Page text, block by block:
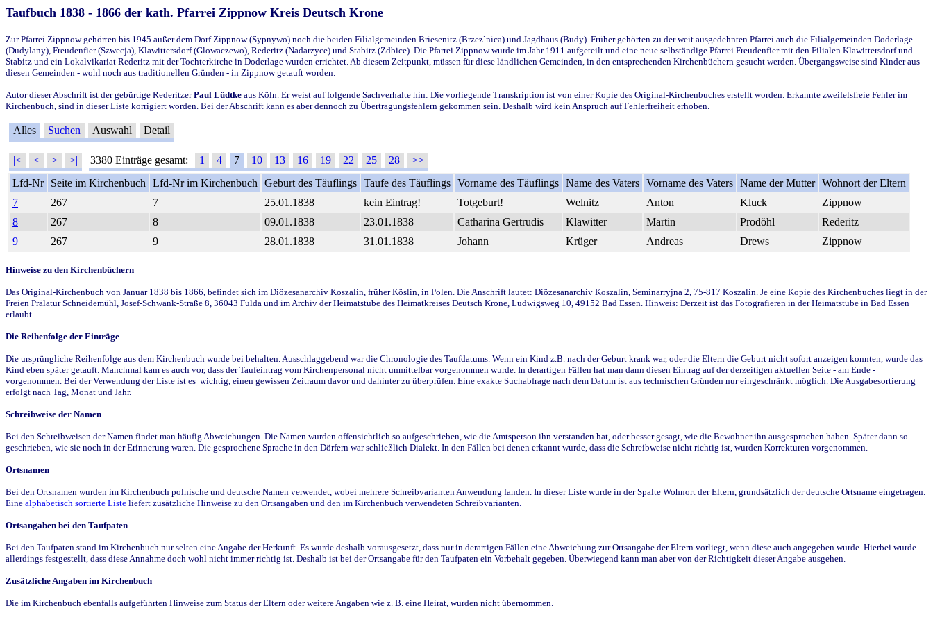
Taufbuch 1838 - 1866 der kath. Pfarrei Zippnow Kreis Deutsch Krone
Zur Pfarrei Zippnow gehörten bis 1945 außer dem Dorf Zippnow (Sypnywo) noch die beiden Filialgemeinden Briesenitz (Brzez`nica) und Jagdhaus (Budy). Früher gehörten zu der weit ausgedehnten Pfarrei auch die Filialgemeinden Doderlage
(Dudylany), Freudenfier (Szwecja), Klawittersdorf (Glowaczewo), Rederitz (Nadarzyce) und Stabitz (Zdbice). Die Pfarrei Zippnow wurde im Jahr 1911 aufgeteilt und eine neue selbständige Pfarrei Freudenfier mit den Filialen Klawittersdorf und
Stabitz und ein Lokalvikariat Rederitz mit der Tochterkirche in Doderlage wurden errichtet. Ab diesem Zeitpunkt, müssen für diese ländlichen Gemeinden, in den entsprechenden Kirchenbüchern gesucht werden. Übergangsweise sind Kinder aus
diesen Gemeinden - wohl noch aus traditionellen Gründen - in Zippnow getauft worden.
Autor dieser Abschrift ist der gebürtige RederitzerPaul Lüdtke aus Köln. Er weist auf folgende Sachverhalte hin: Die vorliegende Transkription ist von einer Kopie des Original-Kirchenbuches erstellt worden. Erkannte zweifelsfreie Fehler im
Kirchenbuch, sind in dieser Liste korrigiert worden. Bei der Abschrift kann es aber dennoch zu Übertragungsfehlern gekommen sein. Deshalb wird kein Anspruch auf Fehlerfreiheit erhoben.
Alles Suchen Auswahl Detail
|< < > >| 3380 Einträge gesamt: 1 4 7 10 13 16 19 22 25 28
>>
Lfd-Nr
Seite im Kirchenbuch Lfd-Nr im Kirchenbuch Geburt des Täuflings Taufe des Täuflings Vorname des Täuflings Name des Vaters Vorname des Vaters Name der Mutter Wohnort der Eltern
7
267 7 25.01.1838 kein Eintrag! Totgeburt! Welnitz Anton Kluck
Zippnow
8
267 8 09.01.1838 23.01.1838 Catharina Gertrudis Klawitter Martin Prodöhl
Rederitz
9
267 9 28.01.1838 31.01.1838 Johann Krüger Andreas Drews Zippnow
Hinweise zu den Kirchenbüchern
Das Original-Kirchenbuch von Januar 1838 bis 1866, befindet sich im Diözesanarchiv Koszalin, früher Köslin, in Polen. Die Anschrift lautet: Diözesanarchiv Koszalin, Seminarryjna 2, 75-817 Koszalin. Je eine Kopie des Kirchenbuches liegt in der
Freien Prälatur Schneidemühl, Josef-Schwank-Straße 8, 36043 Fulda und im Archiv der Heimatstube des Heimatkreises Deutsch Krone, Ludwigsweg 10, 49152 Bad Essen. Hinweis: Derzeit ist das Fotografieren in der Heimatstube in Bad Essen
erlaubt.
Die Reihenfolge der Einträge
Die ursprüngliche Reihenfolge aus dem Kirchenbuch wurde bei behalten. Ausschlaggebend war die Chronologie des Taufdatums. Wenn ein Kind z.B. nach der Geburt krank war, oder die Eltern die Geburt nicht sofort anzeigen konnten, wurde das
Kind eben später getauft. Manchmal kam es auch vor, dass der Taufeintrag vom Kirchenpersonal nicht unmittelbar vorgenommen wurde. In derartigen Fällen hat man dann diesen Eintrag auf der derzeitigen aktuellen Seite - am Ende -
vorgenommen. Bei der Verwendung der Liste ist es wichtig, einen gewissen Zeitraum davor und dahinter zu überprüfen. Eine exakte Suchabfrage nach dem Datum ist aus technischen Gründen nur eingeschränkt möglich. Die Ausgabesortierung
erfolgt nach Tag, Monat und Jahr.
Schreibweise der Namen
Bei den Schreibweisen der Namen findet man häufig Abweichungen. Die Namen wurden offensichtlich so aufgeschrieben, wie die Amtsperson ihn verstanden hat, oder besser gesagt, wie die Bewohner ihn ausgesprochen haben. Später dann so
geschrieben, wie sie noch in der Erinnerung waren. Die gesprochene Sprache in den Dörfern war schließlich Dialekt. In den Fällen bei denen erkannt wurde, dass die Schreibweise nicht richtig ist, wurden Korrekturen vorgenommen.
Ortsnamen
Bei den Ortsnamen wurden im Kirchenbuch polnische und deutsche Namen verwendet, wobei mehrere Schreibvarianten Anwendung fanden. In dieser Liste wurde in der Spalte Wohnort der Eltern, grundsätzlich der deutsche Ortsname eingetragen.
Eine alphabetisch sortierte Liste liefert zusätzliche Hinweise zu den Ortsangaben und den im Kirchenbuch verwendeten Schreibvarianten.
Ortsangaben bei den Taufpaten
Bei den Taufpaten stand im Kirchenbuch nur selten eine Angabe der Herkunft. Es wurde deshalb vorausgesetzt, dass nur in derartigen Fällen eine Abweichung zur Ortsangabe der Eltern vorliegt, wenn diese auch angegeben wurde. Hierbei wurde
allerdings festgestellt, dass diese Annahme doch wohl nicht immer richtig ist. Deshalb ist bei der Ortsangabe für den Taufpaten ein Vorbehalt gegeben. Überwiegend kann man aber von der Richtigkeit dieser Angabe ausgehen.
Zusätzliche Angaben im Kirchenbuch
Die im Kirchenbuch ebenfalls aufgeführten Hinweise zum Status der Eltern oder weitere Angaben wie z. B. eine Heirat, wurden nicht übernommen.